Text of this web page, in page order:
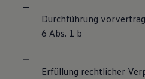
Durchführung
6 Abs. 1 b
Erfüllung rechtlicher